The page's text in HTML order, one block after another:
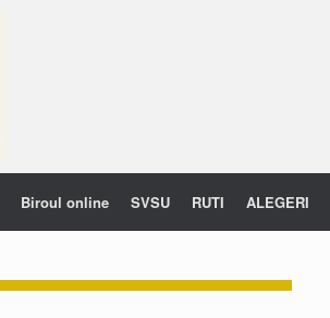
Biroul online SVSU RUTI ALEGERI